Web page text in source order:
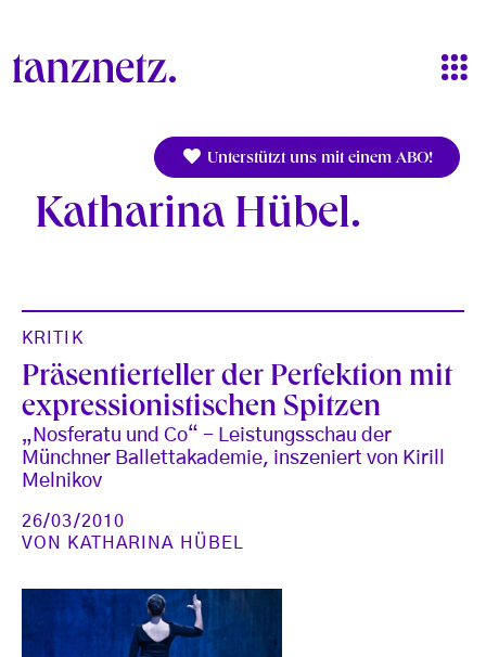
Unterstützt uns mit einem ABO!
Katharina Hübel
KRITIK
Präsentierteller der Perfektion mit
expressionistischen Spitzen
„Nosferatu und Co“ - Leistungsschau der
Münchner Ballettakademie, inszeniert von Kirill
Melnikov
26/03/2010
VON
KATHARINA HÜBEL